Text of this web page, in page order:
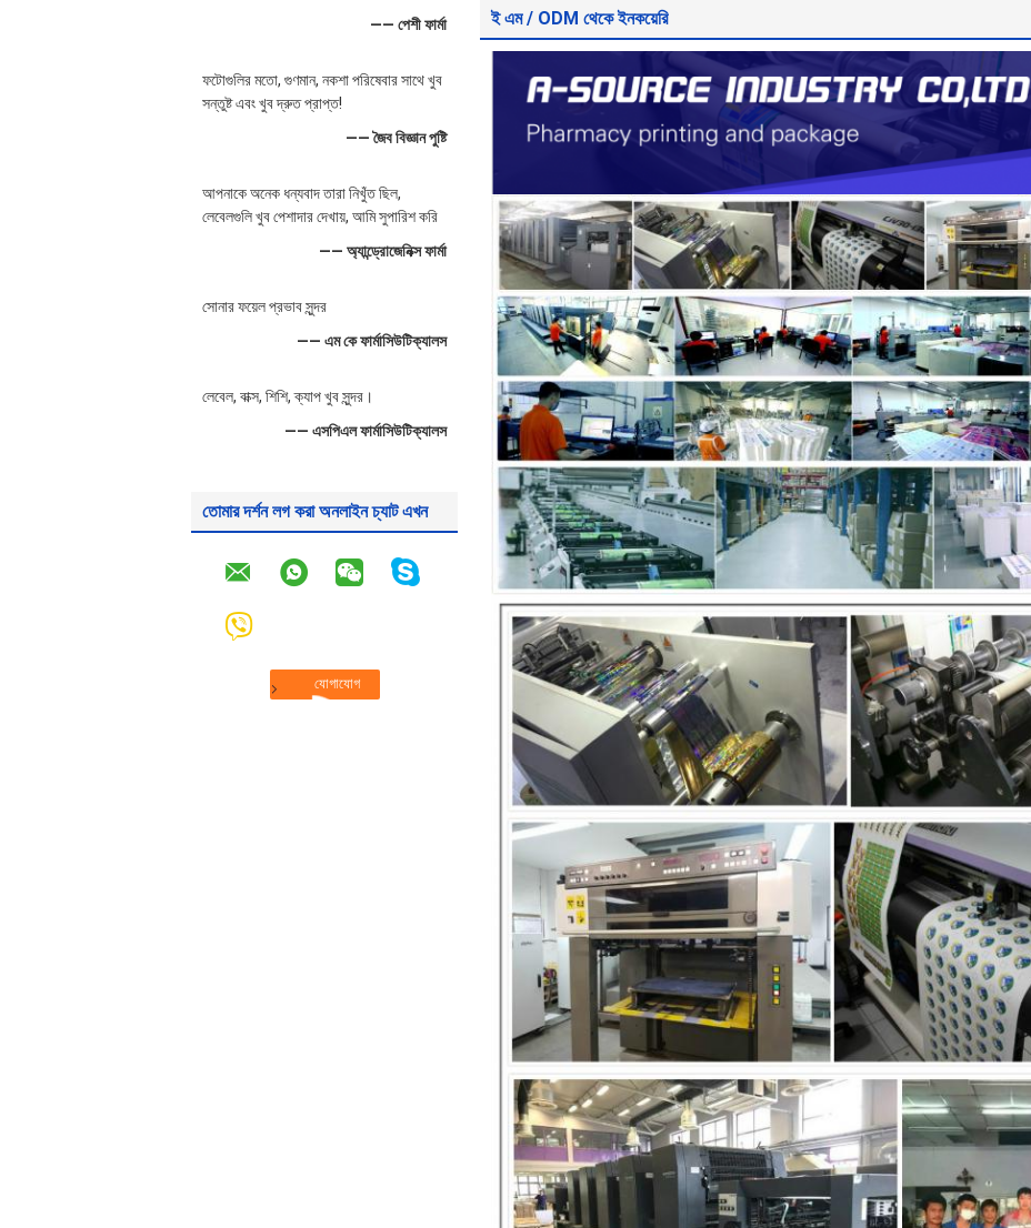
—— পেশী ফার্মা
ফটোগুলির মতো, গুণমান, নকশা পরিষেবার সাথে খুব
সন্তুষ্ট এবং খুব দ্রুত প্রাপ্ত!
—— জৈব বিজ্ঞান পুষ্টি
আপনাকে অনেক ধন্যবাদ তারা নিখুঁত ছিল,
লেবেলগুলি খুব পেশাদার দেখায়, আমি সুপারিশ করি
—— অ্যান্ড্রোজেনিক্স ফার্মা
সোনার ফয়েল প্রভাব সুন্দর
—— এম কে ফার্মাসিউটিক্যালস
লেবেল, বাক্স, শিশি, ক্যাপ খুব সুন্দর।
—— এসপিএল ফার্মাসিউটিক্যালস
তোমার দর্শন লগ করা অনলাইন চ্যাট এখন
ই এম / ODM থেকে ইনকয়েরি